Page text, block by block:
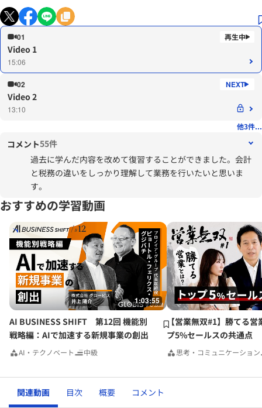
01
Video 1
15:06
02
Video 2
13:10
他3件...
コメント55件
過去に学んだ内容を改めて復習することができました。会計
と税務の違いをしっかり理解して業務を行いたいと思いま
す。
おすすめの学習動画
1:03:55
AI BUSINESS SHIFT 第12回 機能別
戦略編：AIで加速する新規事業の創出
AI・テクノベート 中級
【営業無双#1】勝てる営
プ5%セールスの共通点
思考・コミュニケーション
関連動画 目次 概要 コメント